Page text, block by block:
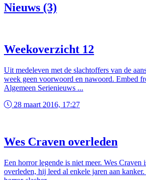
Nieuws (3)
Weekoverzicht 12
Uit medeleven met de slachtoffers van de
week geen voorwoord en nawoord. Embed
Algemeen Serienieuws ...
28 maart 2016, 17:27
Wes Craven overleden
Een horror legende is niet meer. Wes Craven
overleden, hij leed al enkele jaren aan